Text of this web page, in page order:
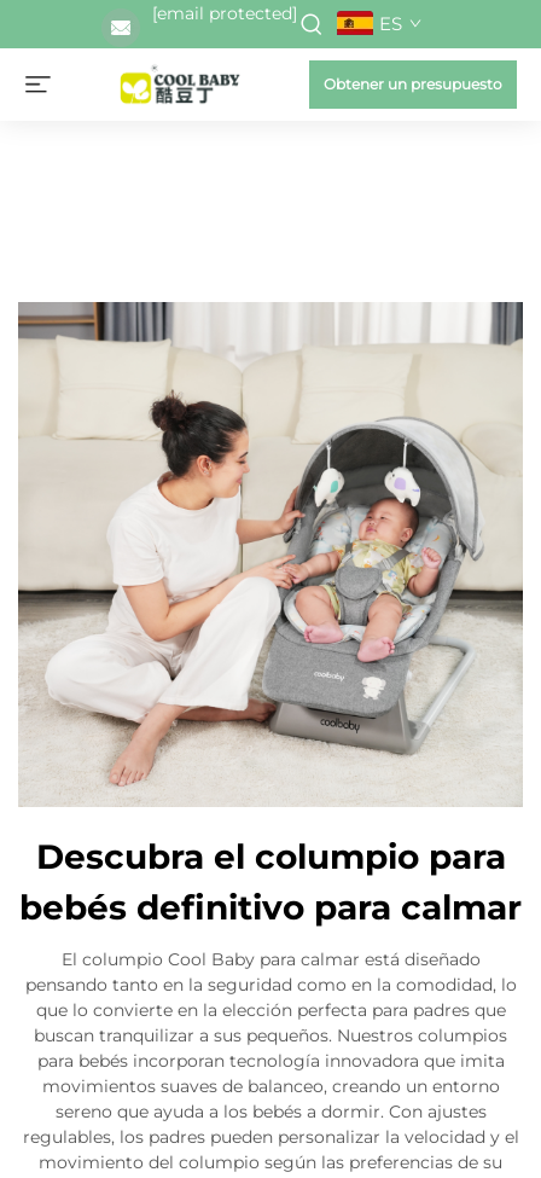
[email protected] ES
Obtener un presupuesto
Descubra el columpio para
bebés definitivo para calmar
El columpio Cool Baby para calmar está diseñado
pensando tanto en la seguridad como en la comodidad, lo
que lo convierte en la elección perfecta para padres que
buscan tranquilizar a sus pequeños. Nuestros columpios
para bebés incorporan tecnología innovadora que imita
movimientos suaves de balanceo, creando un entorno
sereno que ayuda a los bebés a dormir. Con ajustes
regulables, los padres pueden personalizar la velocidad y el
movimiento del columpio según las preferencias de su